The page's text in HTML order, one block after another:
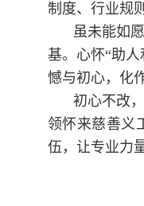
制度、行业规
虽未能如
基。心怀“助
憾与初心，化
初心不改
领怀来慈善义
伍，让专业力